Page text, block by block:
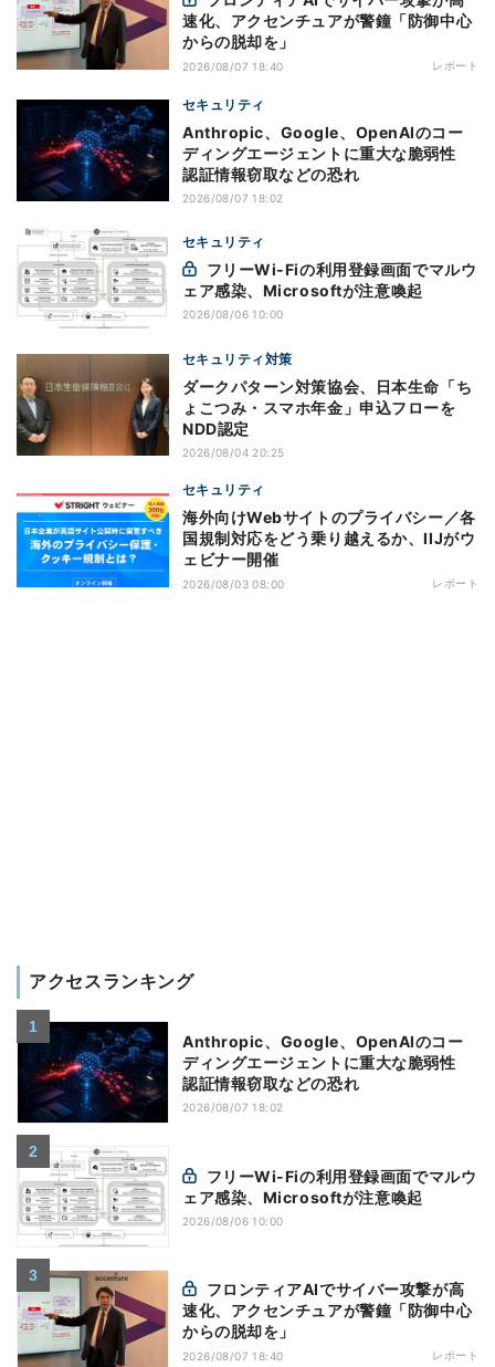
速化、アクセンチュアが警鐘「防御中心
からの脱却を」
2026/08/07 18:40 レポート
セキュリティ
Anthropic、Google、OpenAIのコー
ディングエージェントに重大な脆弱性
認証情報窃取などの恐れ
2026/08/07 18:02
セキュリティ
ェア感染、Microsoftが注意喚起
2026/08/06 10:00
セキュリティ対策
ダークパターン対策協会、日本生命「ち
ょこつみ・スマホ年金」申込フローを
NDD認定
2026/08/04 20:25
セキュリティ
海外向けWebサイトのプライバシー／各
国規制対応をどう乗り越えるか、IIJがウ
ェビナー開催
2026/08/03 08:00 レポート
アクセスランキング
Anthropic、Google、OpenAIのコー
ディングエージェントに重大な脆弱性
認証情報窃取などの恐れ
2026/08/07 18:02
ェア感染、Microsoftが注意喚起
2026/08/06 10:00
速化、アクセンチュアが警鐘「防御中心
からの脱却を」
2026/08/07 18:40 レポート